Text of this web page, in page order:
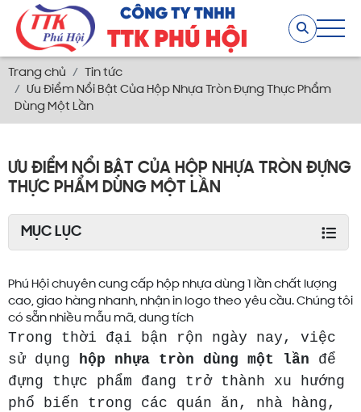
Trang chủ
Tin tức
Ưu Điểm Nổi Bật Của Hộp Nhựa Tròn Đựng Thực Phẩm
Dùng Một Lần
ƯU ĐIỂM NỔI BẬT CỦA HỘP NHỰA TRÒN ĐỰNG
THỰC PHẨM DÙNG MỘT LẦN
MỤC LỤC
Phú Hội chuyên cung cấp hộp nhựa dùng 1 lần chất lượng
cao, giao hàng nhanh, nhận in logo theo yêu cầu. Chúng tôi
có sẵn nhiều mẫu mã, dung tích
Trong thời đại bận rộn ngày nay, việc
sử dụng hộp nhựa tròn dùng một lần để
đựng thực phẩm đang trở thành xu hướng
phổ biến trong các quán ăn, nhà hàng,